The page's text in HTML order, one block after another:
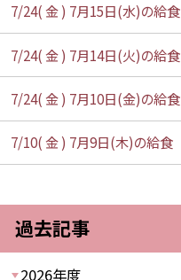
7/24( 金 ) 7月15日(水)の給食
7/24( 金 ) 7月14日(火)の給食
7/24( 金 ) 7月10日(金)の給食
7/10( 金 ) 7月9日(木)の給食
過去記事
2026年度